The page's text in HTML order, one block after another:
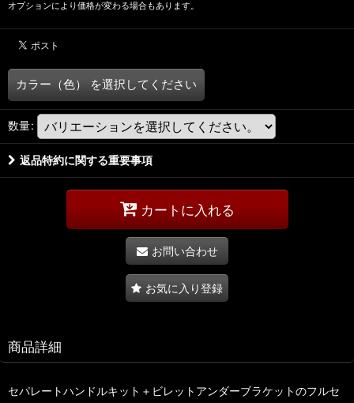
オプションにより価格が変わる場合もあります。
カラー（色） を選択してください
数量:
返品特約に関する重要事項
カートに入れる
お問い合わせ
お気に入り登録
商品詳細
セパレートハンドルキット＋ビレットアンダーブラケットのフルセ